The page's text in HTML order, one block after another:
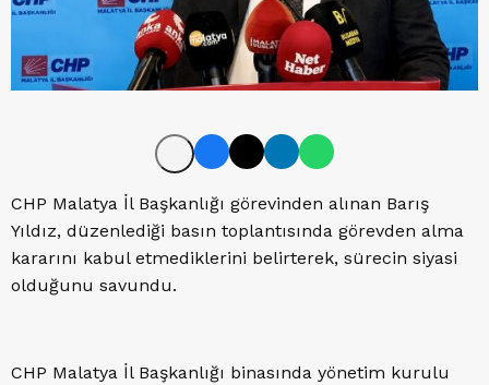
CHP Malatya İl Başkanlığı görevinden alınan Barış
Yıldız, düzenlediği basın toplantısında görevden alma
kararını kabul etmediklerini belirterek, sürecin siyasi
olduğunu savundu.
CHP Malatya İl Başkanlığı binasında yönetim kurulu